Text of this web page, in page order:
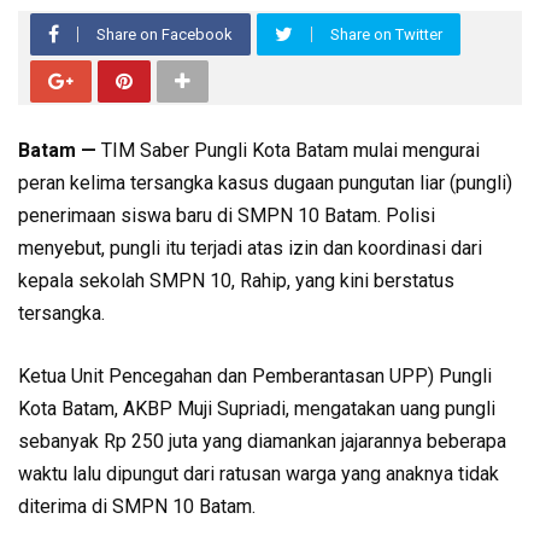
Share on Facebook Share on Twitter
Batam — TIM Saber Pungli Kota Batam mulai mengurai
peran kelima tersangka kasus dugaan pungutan liar (pungli)
penerimaan siswa baru di SMPN 10 Batam. Polisi
menyebut, pungli itu terjadi atas izin dan koordinasi dari
kepala sekolah SMPN 10, Rahip, yang kini berstatus
tersangka.
Ketua Unit Pencegahan dan Pemberantasan UPP) Pungli
Kota Batam, AKBP Muji Supriadi, mengatakan uang pungli
sebanyak Rp 250 juta yang diamankan jajarannya beberapa
waktu lalu dipungut dari ratusan warga yang anaknya tidak
diterima di SMPN 10 Batam.